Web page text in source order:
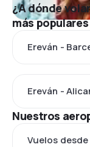
¿A dónde
más populares
Ereván -
Ereván -
Nuestros
Vuelos